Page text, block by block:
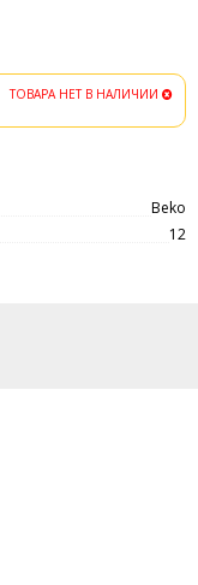
ТОВАРА НЕТ В НАЛИЧИИ
Beko
12